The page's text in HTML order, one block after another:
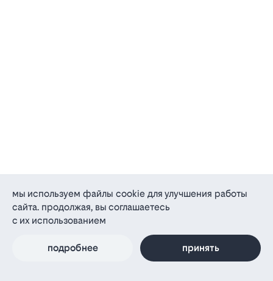
мы используем файлы cookie для улучшения работы
сайта. продолжая, вы соглашаетесь
с их использованием
подробнее принять